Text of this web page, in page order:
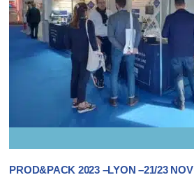
PROD&PACK 2023 –LYON –21/23